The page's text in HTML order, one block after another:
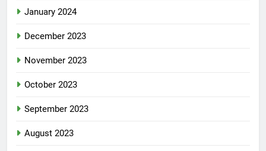
January 2024
December 2023
November 2023
October 2023
September 2023
August 2023